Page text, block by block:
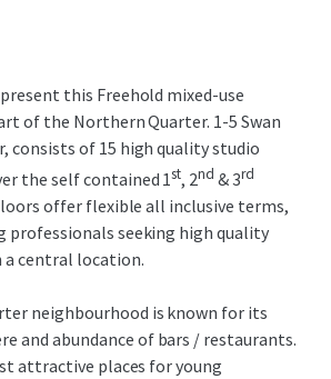
this Freehold mixed-use
of the Northern Quarter. 1-5 Swan
consists of 15 high quality studio
the self contained 1st, 2nd & 3rd
offer flexible all inclusive terms,
professionals seeking high quality
central location.
neighbourhood is known for its
and abundance of bars / restaurants.
attractive places for young